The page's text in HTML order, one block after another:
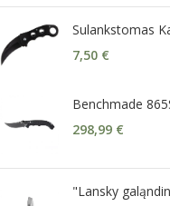
Sulankstomas
7,50 €
Benchmade
298,99 €
"Lansky